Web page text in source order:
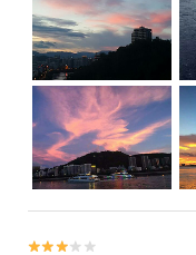

